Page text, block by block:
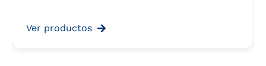
Ver productos